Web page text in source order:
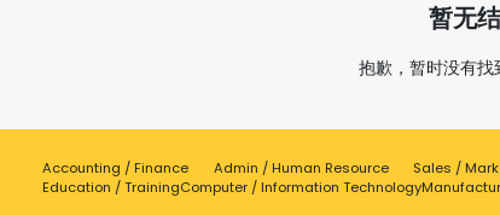
暂无
抱歉，暂时没有
Accounting / Finance Admin / Human Resource Sales /
Education / TrainingComputer / Information Technology